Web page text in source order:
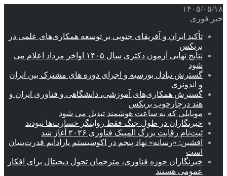
۱۴۰۵/۰۵/۱۸
خبر فوری
تأکید ایران و آفریقای جنوبی بر توسعه همکاری‌های علمی در
بریکس
نتایج نهایی آزمون دکتری سال ۱۴۰۵ اواخر مرداد اعلام می
شود
گسترش تبادل بورسیه و اجرای دوره های مشترک بین ایران
و اندونزی
گسترش همکاری‌های آموزشی، دانشگاهی و فناوری ایران و
هند درچارچوب بریکس
موبایلی که به ساعت هوشمند تبدیل می شود
خبرنگاران در طول جنگ فقط روایتگر خسارت‌ها نبودند
ثبت‌نام رقابت بزرگ المپیک فناوری ۲۰۲۶ آغاز شد
افشین: «رسانه» نهاد پنجم در اکوسیستم پارادایم قدرت‌بنیان
است
خبرنگاران حوزه فناوری، مترجمان تحول دیجیتال برای افکار
عمومی هستند